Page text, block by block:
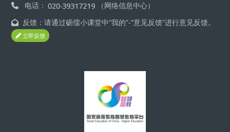
电话：
（网络信息中心）
反馈：请通过砺儒小课堂中“我的”-“意见反馈”进行意见反馈。
立即反馈